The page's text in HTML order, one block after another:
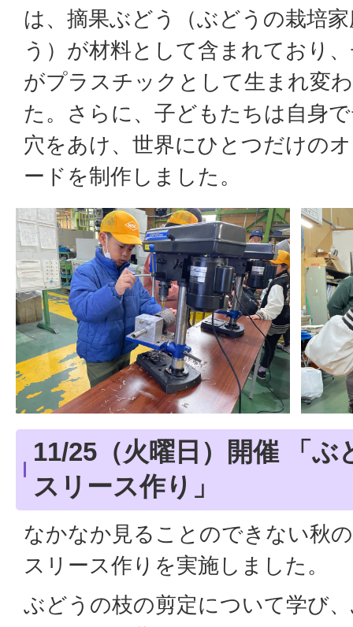
は、摘果ぶどう（ぶどうの栽培
う）が材料として含まれており
がプラスチックとして生まれ変
た。さらに、子どもたちは自身
穴をあけ、世界にひとつだけの
ードを制作しました。
11/25（火曜日）開催 「
スリース作り」
なかなか見ることのできない秋
スリース作りを実施しました。
ぶどうの枝の剪定について学び